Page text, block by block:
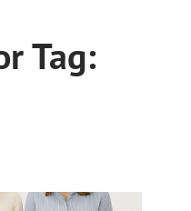
Tag: